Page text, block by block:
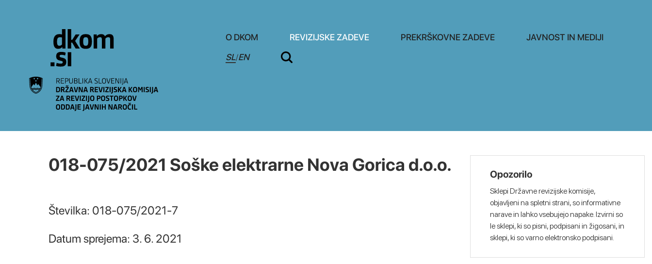
O DKOM REVIZIJSKE ZADEVE PREKRŠKOVNE ZADEVE
JAVNOST IN MEDIJI
SL/EN
018-075/2021 Soške elektrarne Nova Gorica d.o.o.
Številka: 018-075/2021-7
Datum sprejema: 3. 6. 2021
Opozorilo
Sklepi Državne revizijske komisije,
objavljeni na spletni strani, so informativne
narave in lahko vsebujejo napake. Izvirni so
le sklepi, ki so pisni, podpisani in žigosani, in
sklepi, ki so varno elektronsko podpisani.